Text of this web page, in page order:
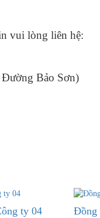
vui lòng liên hệ:
Bảo Sơn)
ty 04 Đồng